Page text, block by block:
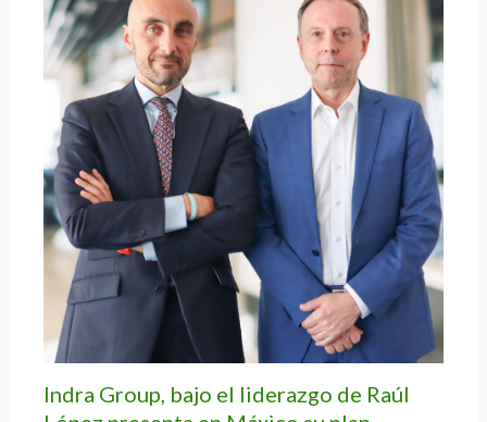
Indra Group, bajo el liderazgo de Raúl